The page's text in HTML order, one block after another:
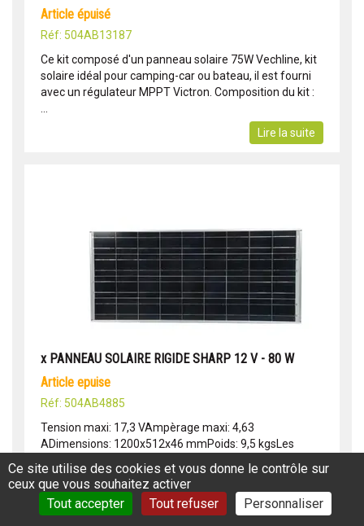
article épuisé
Réf: 504AB13187
Ce kit composé d'un panneau solaire 75W Vechline, kit
solaire idéal pour camping-car ou bateau, il est fourni
avec un régulateur MPPT Victron. Composition du kit :
Lire la suite
x PANNEAU SOLAIRE RIGIDE SHARP 12 V - 80 W
article epuise
Réf: 504AB4885
Tension maxi: 17,3 VAmpèrage maxi: 4,63
ADimensions: 1200x512x46 mmPoids: 9,5 kgsLes
conçus pour l'équipement marin. Ils se compos...
Lire la suite
Ce site utilise des cookies et vous donne le contrôle sur
ceux que vous souhaitez activer
Tout accepter
Tout refuser Personnaliser